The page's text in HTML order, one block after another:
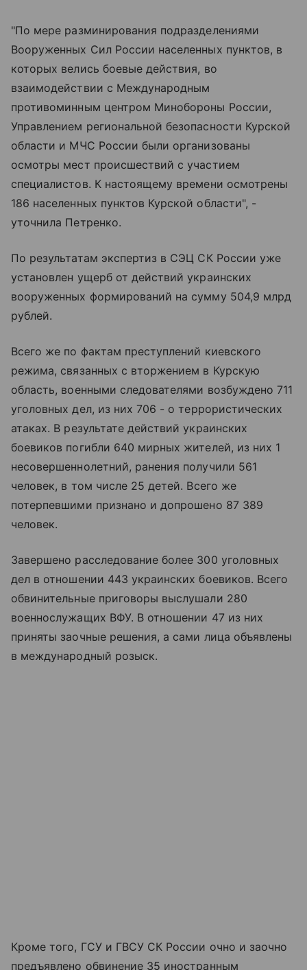
"По мере разминирования подразделениями
Вооруженных Сил России населенных пунктов, в
которых велись боевые действия, во
взаимодействии с Международным
противоминным центром Минобороны России,
Управлением региональной безопасности Курской
области и МЧС России были организованы
осмотры мест происшествий с участием
специалистов. К настоящему времени осмотрены
186 населенных пунктов Курской области", -
уточнила Петренко.
По результатам экспертиз в СЭЦ СК России уже
установлен ущерб от действий украинских
вооруженных формирований на сумму 504,9 млрд
рублей.
Всего же по фактам преступлений киевского
режима, связанных с вторжением в Курскую
область, военными следователями возбуждено 711
уголовных дел, из них 706 - о террористических
атаках. В результате действий украинских
боевиков погибли 640 мирных жителей, из них 1
несовершеннолетний, ранения получили 561
человек, в том числе 25 детей. Всего же
потерпевшими признано и допрошено 87 389
человек.
Завершено расследование более 300 уголовных
дел в отношении 443 украинских боевиков. Всего
обвинительные приговоры выслушали 280
военнослужащих ВФУ. В отношении 47 из них
приняты заочные решения, а сами лица объявлены
в международный розыск.
Кроме того, ГСУ и ГВСУ СК России очно и заочно
предъявлено обвинение 35 иностранным